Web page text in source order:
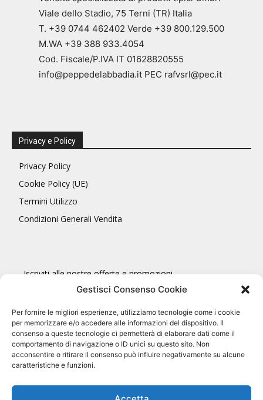
Gestisci Consenso Cookie
Per fornire le migliori esperienze, utilizziamo tecnologie come i cookie
per memorizzare e/o accedere alle informazioni del dispositivo. Il
consenso a queste tecnologie ci permetterà di elaborare dati come il
comportamento di navigazione o ID unici su questo sito. Non
acconsentire o ritirare il consenso può influire negativamente su alcune
caratteristiche e funzioni.
Viale dello Stadio, 75 Terni (TR) Italia
T. +39 0744 462402 Verde +39 800.129.500
M.WA +39 388 933.4054
Cod. Fiscale/P.IVA IT 01628820555
info@peppedelabbadia.it PEC rafvsrl@pec.it
Privacy e Policy
Privacy Policy
Cookie Policy (UE)
Termini Utilizzo
Condizioni Generali Vendita
Iscriviti alle nostre offerte e promozioni
Accetta trattamento dati personali